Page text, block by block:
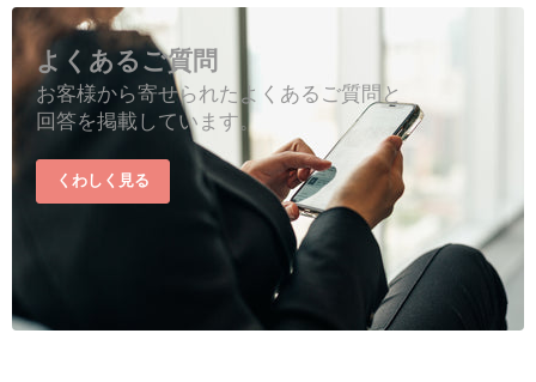
よくあるご質問
お客様から寄せられたよくあるご質問と
回答を掲載しています。
くわしく見る